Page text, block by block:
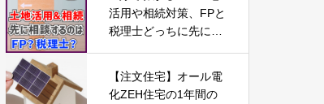
活用や相続対策、FPと
税理士どっちに先に相
【注文住宅】オール電
化ZEH住宅の1年間の